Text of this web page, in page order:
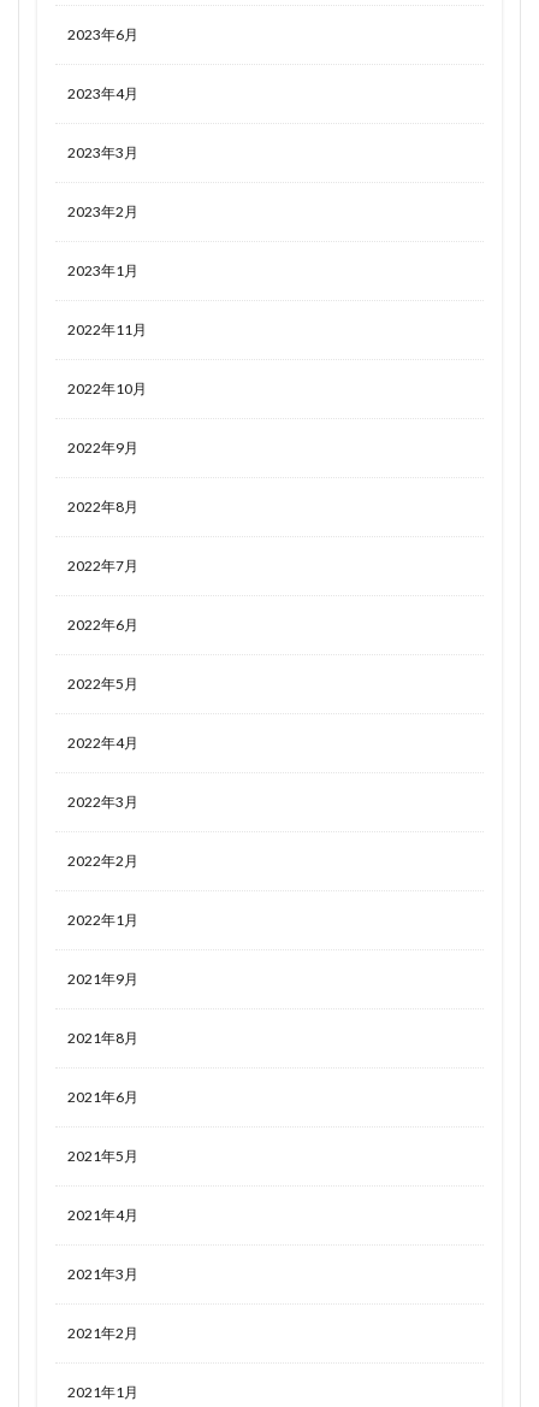
2023年6月
2023年4月
2023年3月
2023年2月
2023年1月
2022年11月
2022年10月
2022年9月
2022年8月
2022年7月
2022年6月
2022年5月
2022年4月
2022年3月
2022年2月
2022年1月
2021年9月
2021年8月
2021年6月
2021年5月
2021年4月
2021年3月
2021年2月
2021年1月